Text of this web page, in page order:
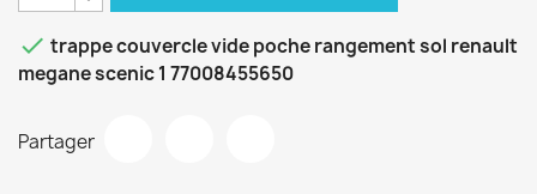
 trappe couvercle vide poche rangement sol renault
megane scenic 1 77008455650
Partager